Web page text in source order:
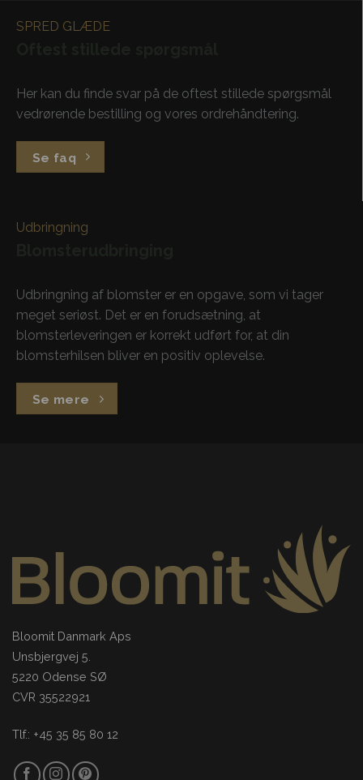
SPRED GLÆDE
Her kan du finde svar på de oftest stillede spørgsmål
vedrørende bestilling og vores ordrehåndtering.
Se faq
Udbringning
Udbringning af blomster er en opgave, som vi tager
meget seriøst. Det er en forudsætning, at
blomsterleveringen er korrekt udført for, at din
blomsterhilsen bliver en positiv oplevelse.
Se mere
Bloomit Danmark Aps
Unsbjergvej 5.
5220 Odense SØ
CVR 35522921
Tlf.: +45 35 85 80 12